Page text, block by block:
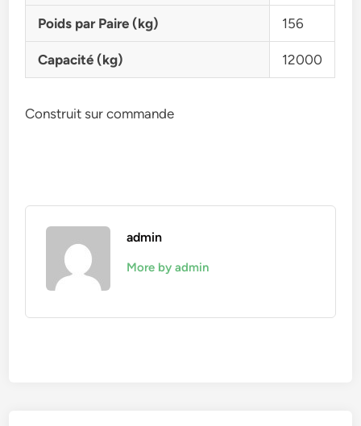
Poids par Paire (kg) 156
Capacité (kg) 12000
Construit sur commande
admin
More by admin